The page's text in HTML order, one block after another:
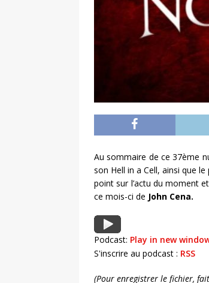
Au sommaire de ce 37ème
son Hell in a Cell, ainsi que
point sur l’actu du moment
ce mois-ci de John Cena.
Podcast: Play in new
S'inscrire au podcast : RSS
(Pour enregistrer le fichier,